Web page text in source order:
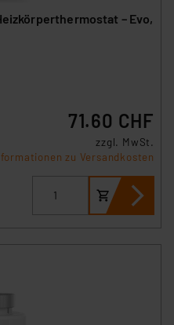
– Evo,
71.60 CHF
zzgl. MwSt.
zu Versandkosten